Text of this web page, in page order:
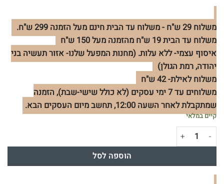
משלוח 29 ש"ח - משלוח עד הבית חינם מעל הזמנה 299 ש"ח.
משלוח עד הבית 19 ש"ח מהזמנה מעל 150 ש"ח
איסוף עצמי- ללא עלות. (מחנות המפעל שלנו- אזור תעשיה בני
יהודה, רמת הגולן)
משלוח לאילת- 42 ש"ח
משלוחים עד 7 ימי עסקים (לא כולל שישי-שבת), הזמנה
שמתקבלת לאחר השעה 12:00, תחשב מיום העסקים הבא.
קיים במלאי
כמות של סבוניה מבמבוק דגם A3
הוספה לסל